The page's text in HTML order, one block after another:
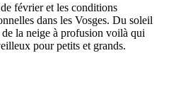
février et les conditions
dans les Vosges. Du soleil
la neige à profusion voilà qui
pour petits et grands.